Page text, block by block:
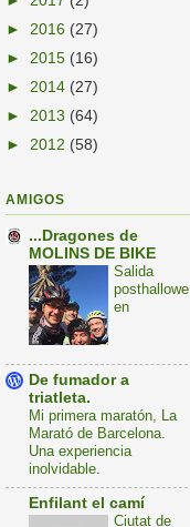
► 2016 (27)
► 2015 (16)
► 2014 (27)
► 2013 (64)
► 2012 (58)
AMIGOS
...Dragones de
MOLINS DE BIKE
Salida
posthallowe
en
De fumador a
triatleta.
Mi primera maratón, La
Marató de Barcelona.
Una experiencia
inolvidable.
Enfilant el camí
Ciutat de